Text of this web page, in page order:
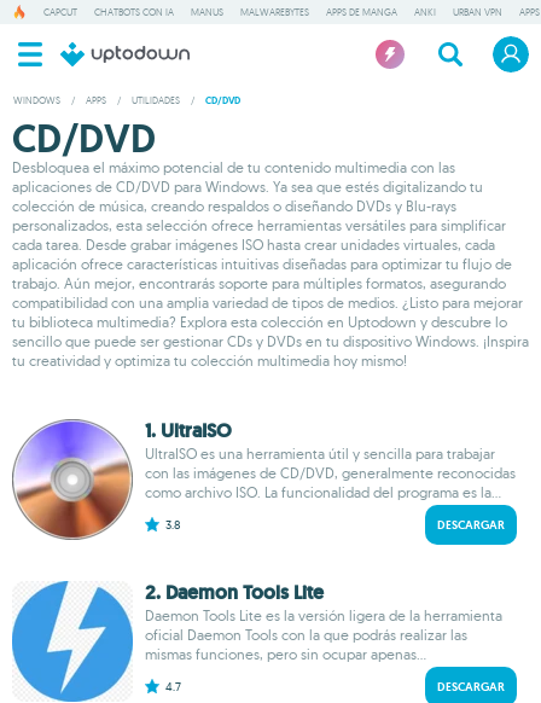
CAPCUT CHATBOTS CON IA MANUS MALWAREBYTES APPS DE MANGA ANKI URBAN VPN
WINDOWS / APPS / UTILIDADES / CD/DVD
CD/DVD
Desbloquea el máximo potencial de tu contenido multimedia con las
aplicaciones de CD/DVD para Windows. Ya sea que estés digitalizando tu
colección de música, creando respaldos o diseñando DVDs y Blu-rays
personalizados, esta selección ofrece herramientas versátiles para simplificar
cada tarea. Desde grabar imágenes ISO hasta crear unidades virtuales, cada
aplicación ofrece características intuitivas diseñadas para optimizar tu flujo de
trabajo. Aún mejor, encontrarás soporte para múltiples formatos, asegurando
compatibilidad con una amplia variedad de tipos de medios. ¿Listo para mejorar
tu biblioteca multimedia? Explora esta colección en Uptodown y descubre lo
sencillo que puede ser gestionar CDs y DVDs en tu dispositivo Windows. ¡Inspira
tu creatividad y optimiza tu colección multimedia hoy mismo!
1. UltraISO
UltraISO es una herramienta útil y sencilla para trabajar
con las imágenes de CD/DVD, generalmente reconocidas
como archivo ISO. La funcionalidad del programa es la...
3.8 DESCARGAR
2. Daemon Tools Lite
Daemon Tools Lite es la versión ligera de la herramienta
oficial Daemon Tools con la que podrás realizar las
mismas funciones, pero sin ocupar apenas...
4.7 DESCARGAR